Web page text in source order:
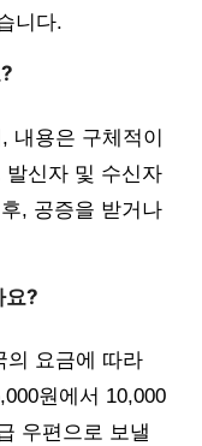
니다.
내용은 구체적이
발신자 및 수신자
, 공증을 받거나
요?
의 요금에 따라
원에서 10,000
우편으로 보낼